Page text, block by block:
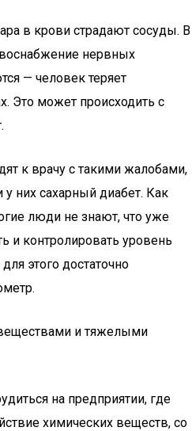
в крови страдают сосуды. В
нервных
— человек теряет
Это может происходить с
к врачу с такими жалобами,
у них сахарный диабет. Как
люди не знают, что уже
и контролировать уровень
этого достаточно
и тяжелыми
на предприятии, где
химических веществ, со